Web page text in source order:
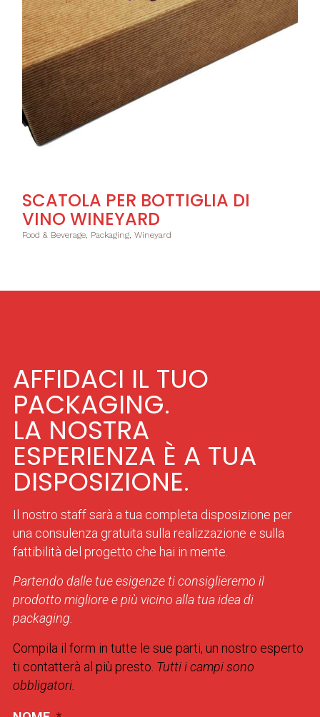
SCATOLA PER BOTTIGLIA DI
VINO WINEYARD
Food & Beverage, Packaging, Wineyard
AFFIDACI IL TUO
PACKAGING.
LA NOSTRA
ESPERIENZA È A TUA
DISPOSIZIONE.
Il nostro staff sarà a tua completa disposizione per
una consulenza gratuita sulla realizzazione e sulla
fattibilità del progetto che hai in mente.
Partendo dalle tue esigenze ti consiglieremo il
prodotto migliore e più vicino alla tua idea di
packaging.
Compila il form in tutte le sue parti, un nostro esperto
ti contatterà al più presto. Tutti i campi sono
obbligatori.